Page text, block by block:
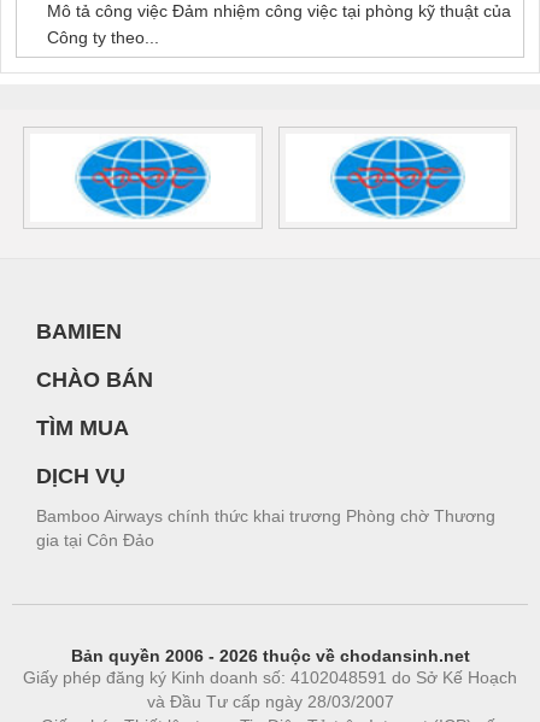
Mô tả công việc Đảm nhiệm công việc tại phòng kỹ thuật của
Công ty theo...
BAMIEN
CHÀO BÁN
TÌM MUA
DỊCH VỤ
Bamboo Airways chính thức khai trương Phòng chờ Thương
gia tại Côn Đảo
Bản quyền 2006 - 2026 thuộc về chodansinh.net
Giấy phép đăng ký Kinh doanh số: 4102048591 do Sở Kế Hoạch
và Đầu Tư cấp ngày 28/03/2007